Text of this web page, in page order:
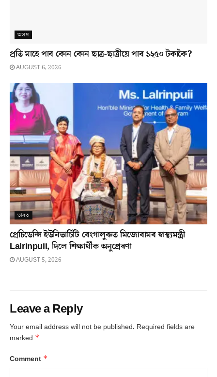
অসম
প্ৰতি মাহে পাব কোন কোন ছাত্ৰ-ছাত্ৰীয়ে পাব ১২৫০ টকাকৈ?
AUGUST 6, 2026
ভাৰত
প্ৰেচিডেন্সি ইউনিভাৰ্চিটি বেংগালুৰুত মিজোৰামৰ স্বাস্থ্যমন্ত্ৰী
Lalrinpuii, দিলে শিক্ষাৰ্থীক অনুপ্ৰেৰণা
AUGUST 5, 2026
Leave a Reply
Your email address will not be published. Required fields are
marked *
Comment *